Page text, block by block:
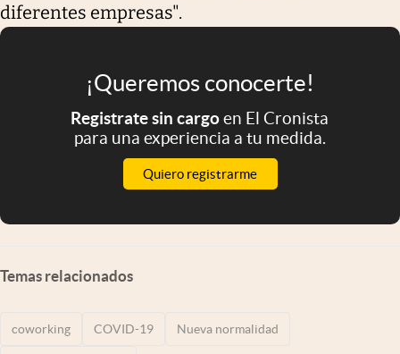
diferentes empresas".
¡Queremos conocerte!
Registrate sin cargoen El Cronista
para una experiencia a tu medida.
Quiero registrarme
Temas relacionados
coworking COVID-19 Nueva normalidad